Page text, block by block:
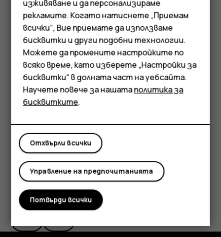
Смартфони
Мобилни телефони
Аксесоари
Таблети
Ако имате музика или видеоклипове, съхранени на
компютъра, но искате да ги пускате на телефона,
използвайте USB кабел, за да синхронизирате
мултимедийните файлове между телефона и
компютъра си.
Свържете телефона със съвместим компютър
чрез USB кабел.
Плъзгайте и пускайте песни и видеоклипове в
компютъра.
Полезен ли беше този отговор?
изживяване и да персонализираме
рекламите. Когато натиснете „Приемам
всички“, Вие приемате да използваме
бисквитки и други подобни технологии.
Можете да промените настройките по
всяко време, като изберете „Настройки за
бисквитки“ в долната част на уебсайта.
Научете повече за нашатаполитика за
бисквитките.
Отхвърли всички
Управление на предпочитанията
Потвърди всички